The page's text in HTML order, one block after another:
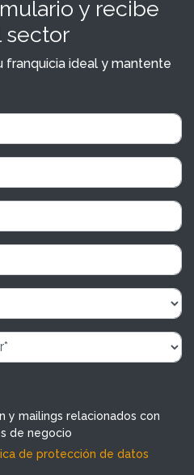
y recibe
sector
franquicia ideal y mantente
y mailings relacionados con
de negocio
de protección de datos